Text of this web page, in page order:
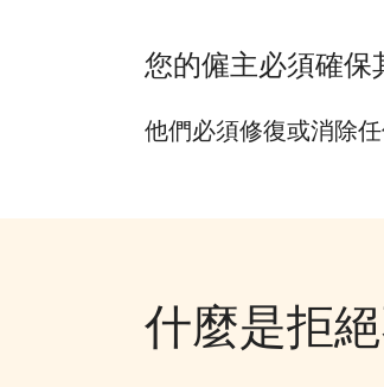
Hit enter to search or
您的僱主必須確保
他們必須修復或消除
什麼是拒